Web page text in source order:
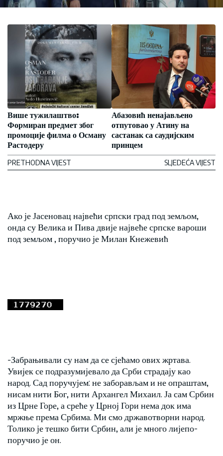
Више тужилаштво:
Формиран предмет због
промоције филма о Осману
Растодеру
PRETHODNA VIJEST
Абазовић ненајављено
отпутовао у Атину на
састанак са саудијским
принцем
SLJEDEĆA VIJEST
Ако је Јасеновац највећи српски град под земљом,
онда су Велика и Пива двије највеће српске вароши
под земљом , поручио је Милан Кнежевић
-Забрањивали су нам да се сјећамо ових жртава.
Увијек се подразумијевало да Срби страдају као
народ. Сад поручујем: не заборављам и не опраштам,
нисам нити Бог, нити Архангел Михаил. Ја сам Србин
из Црне Горе, а среће у Црној Гори нема док има
мржње према Србима. Ми смо државотворни народ.
Толико је тешко бити Србин, али је много лијепо-
поручио је он.